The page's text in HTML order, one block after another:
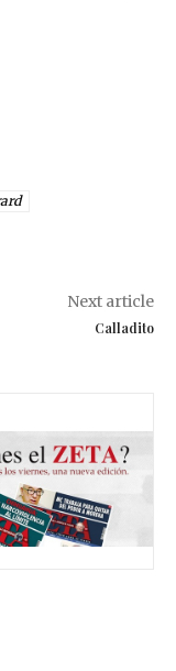
Next article
Calladito